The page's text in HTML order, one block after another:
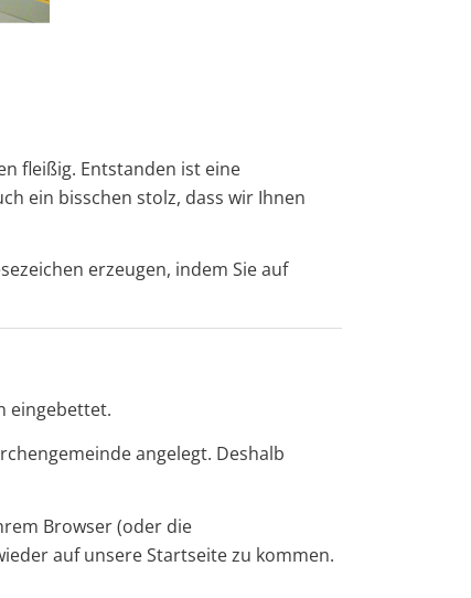
fleißig. Entstanden ist eine
ein bisschen stolz, dass wir Ihnen
erzeugen, indem Sie auf
eingebettet.
angelegt. Deshalb
Browser (oder die
auf unsere Startseite zu kommen.